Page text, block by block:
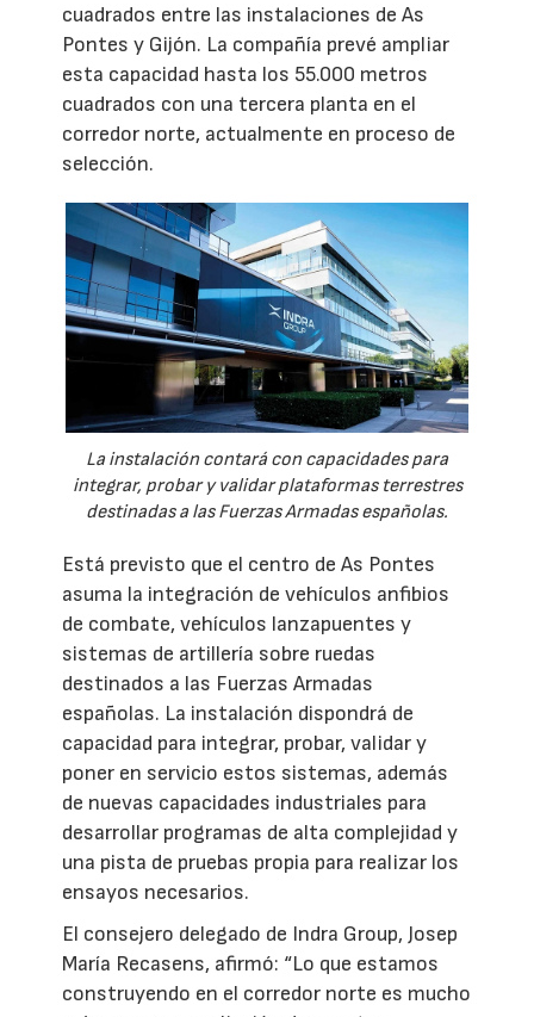
cuadrados entre las instalaciones de As
Pontes y Gijón. La compañía prevé ampliar
esta capacidad hasta los 55.000 metros
cuadrados con una tercera planta en el
corredor norte, actualmente en proceso de
selección.
La instalación contará con capacidades para
integrar, probar y validar plataformas terrestres
destinadas a las Fuerzas Armadas españolas.
Está previsto que el centro de As Pontes
asuma la integración de vehículos anfibios
de combate, vehículos lanzapuentes y
sistemas de artillería sobre ruedas
destinados a las Fuerzas Armadas
españolas. La instalación dispondrá de
capacidad para integrar, probar, validar y
poner en servicio estos sistemas, además
de nuevas capacidades industriales para
desarrollar programas de alta complejidad y
una pista de pruebas propia para realizar los
ensayos necesarios.
El consejero delegado de Indra Group, Josep
María Recasens, afirmó: “Lo que estamos
construyendo en el corredor norte es mucho